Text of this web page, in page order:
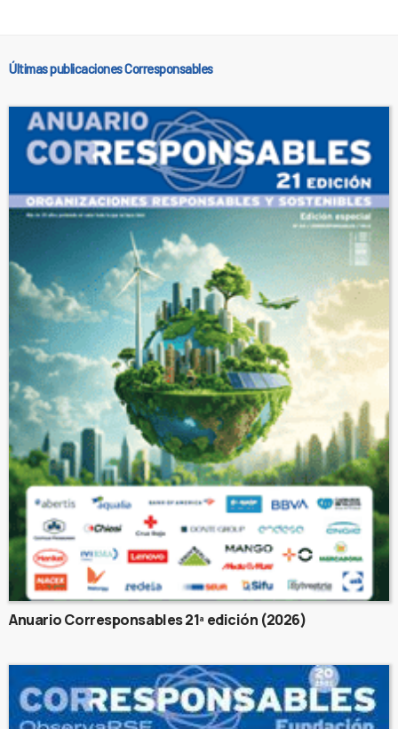
Últimas publicaciones Corresponsables
Anuario Corresponsables 21ª edición (2026)